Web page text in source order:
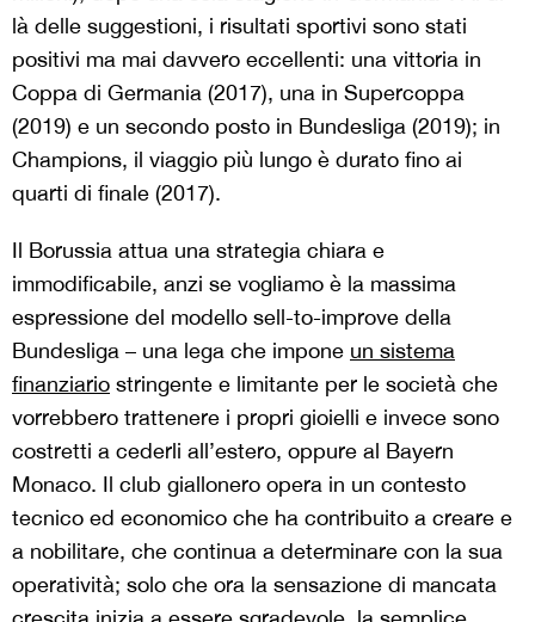
là delle suggestioni, i risultati sportivi sono stati
positivi ma mai davvero eccellenti: una vittoria in
Coppa di Germania (2017), una in Supercoppa
(2019) e un secondo posto in Bundesliga (2019); in
Champions, il viaggio più lungo è durato fino ai
quarti di finale (2017).
Il Borussia attua una strategia chiara e
immodificabile, anzi se vogliamo è la massima
espressione del modello sell-to-improve della
Bundesliga – una lega che impone un sistema
finanziario stringente e limitante per le società che
vorrebbero trattenere i propri gioielli e invece sono
costretti a cederli all’estero, oppure al Bayern
Monaco. Il club giallonero opera in un contesto
tecnico ed economico che ha contribuito a creare e
a nobilitare, che continua a determinare con la sua
operatività; solo che ora la sensazione di mancata